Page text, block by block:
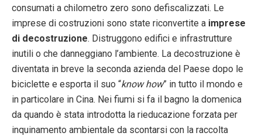
consumati a chilometro zero sono defiscalizzati. Le
imprese di costruzioni sono state riconvertite a imprese
di decostruzione. Distruggono edifici e infrastrutture
inutili o che danneggiano l’ambiente. La decostruzione è
diventata in breve la seconda azienda del Paese dopo le
biciclette e esporta il suo “know how” in tutto il mondo e
in particolare in Cina. Nei fiumi si fa il bagno la domenica
da quando è stata introdotta la rieducazione forzata per
inquinamento ambientale da scontarsi con la raccolta